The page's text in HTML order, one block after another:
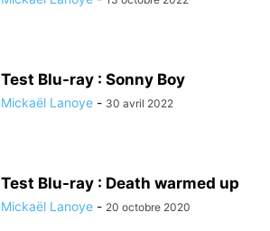
Test Blu-ray : Sonny Boy
Mickaël Lanoye - 30 avril 2022
Test Blu-ray : Death warmed up
Mickaël Lanoye - 20 octobre 2020